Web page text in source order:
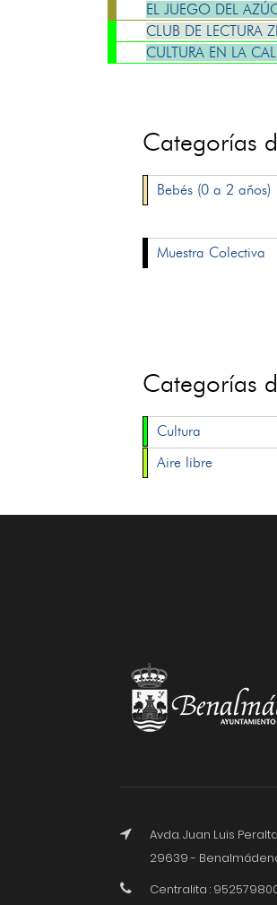
EL JUEGO DEL
CLUB DE LECTURA
CULTURA EN LA
Categorías
Bebés (0 a 2 años)
Muestra Colectiva
Categorías
Cultura
Aire libre
Avda. Juan Luis
29639 -
Centralita :